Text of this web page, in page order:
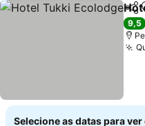
9,5
Selecione as datas para